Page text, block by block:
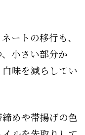
ートの移行も、
小さい部分か
味を減らしてい
めや帯揚げの色